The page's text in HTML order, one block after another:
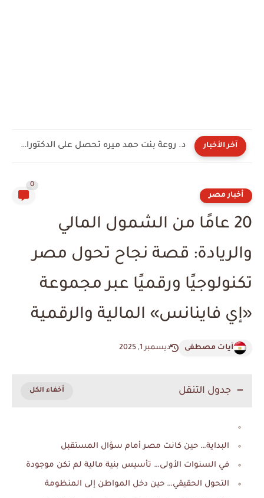
آخر الأخبار د. روعة بنت حمد ميره تحصل على الدكتوراة الفخرية في...
أخبار مصر
0
20 عامًا من الشمول المالي
والريادة: قصة نجاح تحول مصر
تكنولوجيًا ورقميًا عبر مجموعة
«إي فاينانس» المالية والرقمية
آيات مصطفى ديسمبر 1, 2025
جدول التنقل
البداية… حين كانت مصر أمام سؤال المستقبل
في السنوات الأولى… تأسيس بنية مالية لم تكن موجودة
التحول الحقيقي… حين دخل المواطن إلى المنظومة